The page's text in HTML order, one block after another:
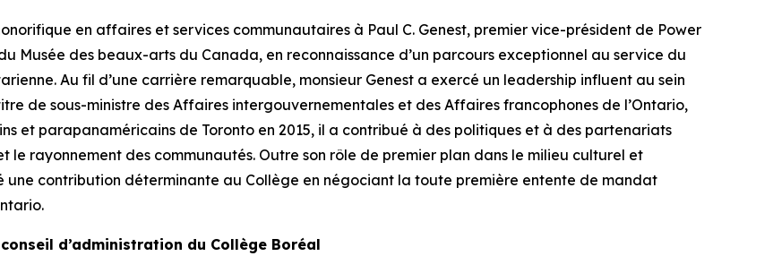
en affaires et services communautaires à Paul C. Genest, premier vice-président de Power
Musée des beaux-arts du Canada, en reconnaissance d’un parcours exceptionnel au service du
Au fil d’une carrière remarquable, monsieur Genest a exercé un leadership influent au sein
de sous-ministre des Affaires intergouvernementales et des Affaires francophones de l’Ontario,
et parapanaméricains de Toronto en 2015, il a contribué à des politiques et à des partenariats
le rayonnement des communautés. Outre son rôle de premier plan dans le milieu culturel et
une contribution déterminante au Collège en négociant la toute première entente de mandat
d’administration du Collège Boréal